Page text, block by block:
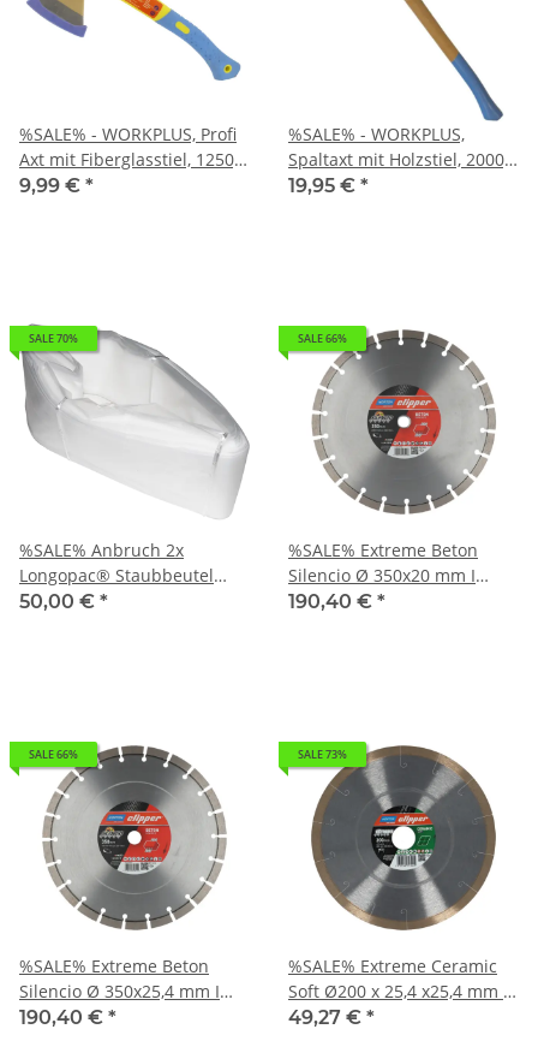
%SALE% - WORKPLUS, Profi
Axt mit Fiberglasstiel, 1250g,
TÜV/GS gepr. 70cm lang
9,99 € *
%SALE% - WORKPLUS,
Spaltaxt mit Holzstiel, 2000g,
TÜV/GS gepr. 80cm lang
19,95 € *
SALE 70%
%SALE% Anbruch 2x
Longopac® Staubbeutel
Endlosbeutel
50,00 € *
SALE 66%
%SALE% Extreme Beton
Silencio Ø 350x20 mm I
Norton Clipper
190,40 € *
SALE 66%
%SALE% Extreme Beton
Silencio Ø 350x25,4 mm I
Norton Clipper
190,40 € *
SALE 73%
%SALE% Extreme Ceramic
Soft Ø200 x 25,4 x25,4 mm I
Norton Clipper
49,27 € *